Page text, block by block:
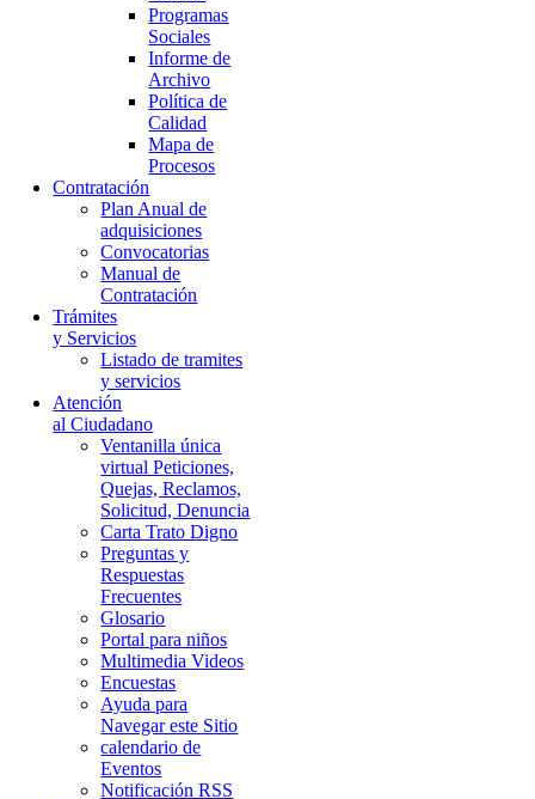
Programas
Sociales
Informe de
Archivo
Política de
Calidad
Mapa de
Procesos
Contratación
Plan Anual de
adquisiciones
Convocatorias
Manual de
Contratación
Trámites
y Servicios
Listado de tramites
y servicios
Atención
al Ciudadano
Ventanilla única
virtual Peticiones,
Quejas, Reclamos,
Solicitud, Denuncia
Carta Trato Digno
Preguntas y
Respuestas
Frecuentes
Glosario
Portal para niños
Multimedia Videos
Encuestas
Ayuda para
Navegar este Sitio
calendario de
Eventos
Notificación RSS